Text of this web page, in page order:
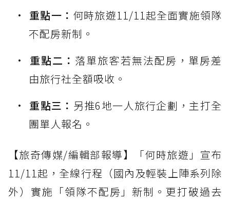
重點一： 何時旅遊11/11起全面實施領隊
不配房新制。
重點二： 落單旅客若無法配房，單房差
由旅行社全額吸收。
重點三： 另推6地一人旅行企劃，主打全
團單人報名。
【旅奇傳媒/編輯部報導】「何時旅遊」宣布
11/11起，全線行程（國內及輕裝上陣系列除
外）實施「領隊不配房」新制。更打破過去